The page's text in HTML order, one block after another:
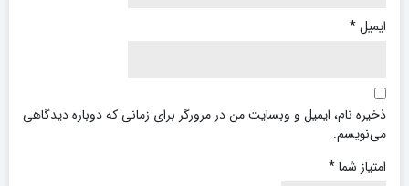
ایمیل*
ذخیره نام، ایمیل و وبسایت من در مرورگر برای زمانی که دوباره دیدگاهی
می‌نویسم.
امتیاز شما*